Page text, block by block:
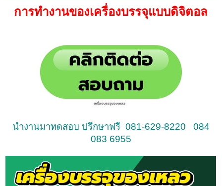
การทำงานของเครื่องบรรจุแบบดิจิตอล
นำงานมาทดสอบ ปรึกษาฟรี 081-629-8220 084
083 6955